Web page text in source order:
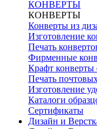
КОНВЕРТЫ
КОНВЕРТЫ
Конверты из
Изготовление
Печать
Фирменные
Крафт конверты
Печать
Изготовление
Каталоги
Сертификаты
Дизайн и